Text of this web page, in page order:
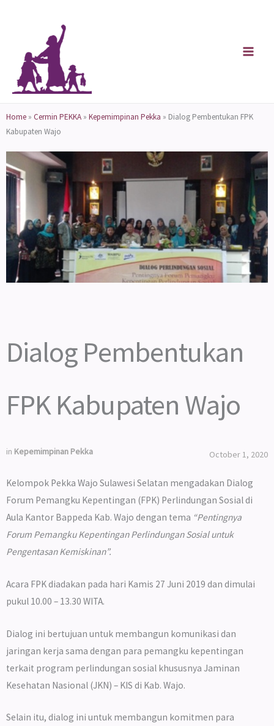
Home » Cermin PEKKA » Kepemimpinan Pekka » Dialog Pembentukan FPK
Kabupaten Wajo
Dialog Pembentukan
FPK Kabupaten Wajo
in Kepemimpinan Pekka October 1, 2020
Kelompok Pekka Wajo Sulawesi Selatan mengadakan Dialog
Forum Pemangku Kepentingan (FPK) Perlindungan Sosial di
Aula Kantor Bappeda Kab. Wajo dengan tema “Pentingnya
Forum Pemangku Kepentingan Perlindungan Sosial untuk
Pengentasan Kemiskinan”.
Acara FPK diadakan pada hari Kamis 27 Juni 2019 dan dimulai
pukul 10.00 – 13.30 WITA.
Dialog ini bertujuan untuk membangun komunikasi dan
jaringan kerja sama dengan para pemangku kepentingan
terkait program perlindungan sosial khususnya Jaminan
Kesehatan Nasional (JKN) – KIS di Kab. Wajo.
Selain itu, dialog ini untuk membangun komitmen para